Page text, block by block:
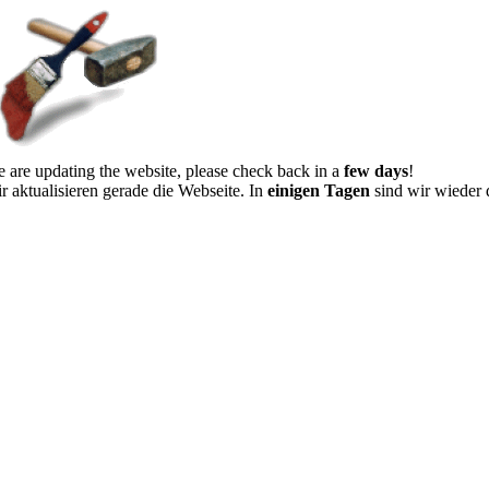
are updating the website, please check back in a few days!
aktualisieren gerade die Webseite. In einigen Tagen sind wir wieder